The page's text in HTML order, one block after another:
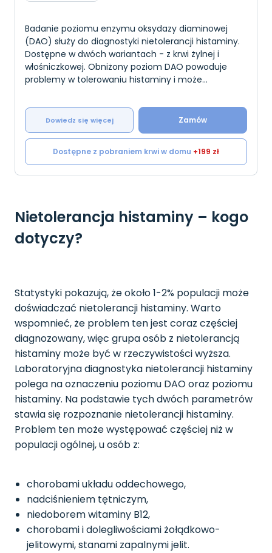
Badanie poziomu enzymu oksydazy diaminowej
(DAO) służy do diagnostyki nietolerancji histaminy.
Dostępne w dwóch wariantach - z krwi żylnej i
włośniczkowej. Obniżony poziom DAO powoduje
problemy w tolerowaniu histaminy i może
migren, zwi
Dowiedz się więcej Zamów
Dostępne z pobraniem krwi w domu +199 zł
Nietolerancja histaminy – kogo
dotyczy?
Statystyki pokazują, że około 1-2% populacji może
doświadczać nietolerancji histaminy. Warto
wspomnieć, że problem ten jest coraz częściej
diagnozowany, więc grupa osób z nietolerancją
histaminy może być w rzeczywistości wyższa.
Laboratoryjna diagnostyka nietolerancji histaminy
polega na oznaczeniu poziomu DAO oraz poziomu
histaminy. Na podstawie tych dwóch parametrów
stawia się rozpoznanie nietolerancji histaminy.
Problem ten może występować częściej niż w
populacji ogólnej, u osób z:
chorobami układu oddechowego,
nadciśnieniem tętniczym,
niedoborem witaminy B12,
chorobami i dolegliwościami żołądkowo-
jelitowymi, stanami zapalnymi jelit.